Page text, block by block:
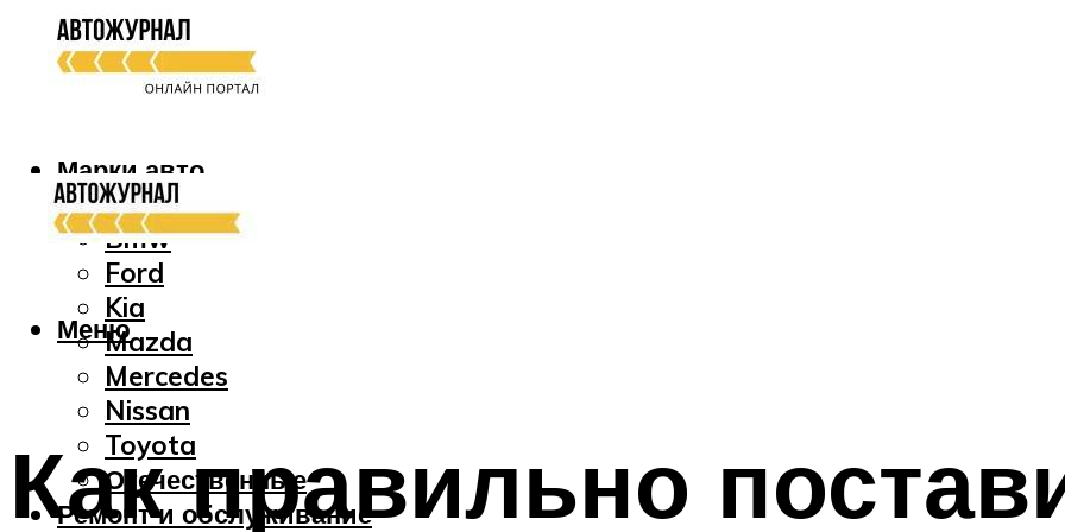
Марки авто
Audi
Bmw
Ford
Kia
Mazda
Mercedes
Nissan
Toyota
Отечественные
Ремонт и обслуживание
Меню
Как правильно